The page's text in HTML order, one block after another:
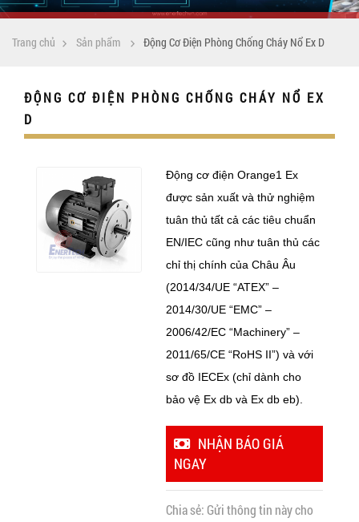
Trang chủ Sản phẩm Động Cơ Điện Phòng Chống Cháy Nổ Ex D
ĐỘNG CƠ ĐIỆN PHÒNG CHỐNG CHÁY NỔ EX
D
Động cơ điện Orange1 Ex
được sản xuất và thử nghiệm
tuân thủ tất cả các tiêu chuẩn
EN/IEC cũng như tuân thủ các
chỉ thị chính của Châu Âu
(2014/34/UE “ATEX” –
2014/30/UE “EMC” –
2006/42/EC “Machinery” –
2011/65/CE “RoHS II”) và với
sơ đồ IECEx (chỉ dành cho
bảo vệ Ex db và Ex db eb).
NHẬN BÁO GIÁ
NGAY
Chia sẻ: Gửi thông tin này cho